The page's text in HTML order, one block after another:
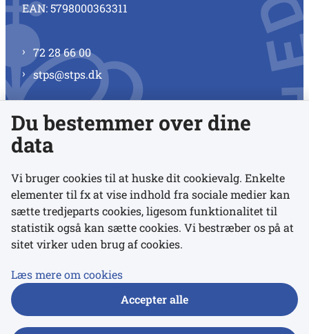
EAN: 5798000363311
72 28 66 00
stps@stps.dk
Se alle kontaktnumre
Links
Udgivelser
Du bestemmer over dine
data
Vi bruger cookies til at huske dit cookievalg. Enkelte
elementer til fx at vise indhold fra sociale medier kan
sætte tredjeparts cookies, ligesom funktionalitet til
statistik også kan sætte cookies. Vi bestræber os på at
sitet virker uden brug af cookies.
Læs mere om cookies
Accepter alle